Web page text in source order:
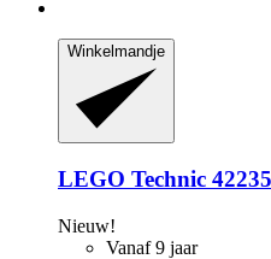
Winkelmandje
LEGO Technic
Nieuw!
Vanaf 9 jaar